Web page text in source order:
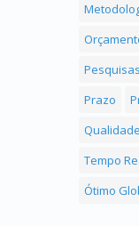
Pesquisas
Prazo
Qualidade
Tempo
Ótimo